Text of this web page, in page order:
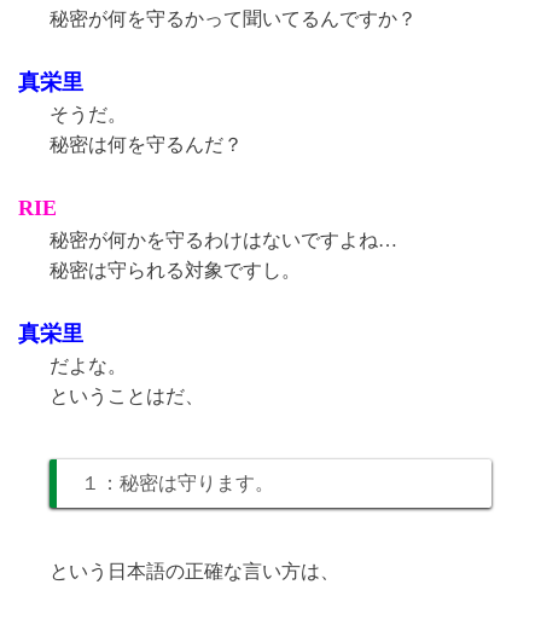
秘密が何を守るかって聞いてるんですか？
真栄里
そうだ。
秘密は何を守るんだ？
RIE
秘密が何かを守るわけはないですよね…
秘密は守られる対象ですし。
真栄里
だよな。
ということはだ、
１：秘密は守ります。
という日本語の正確な言い方は、